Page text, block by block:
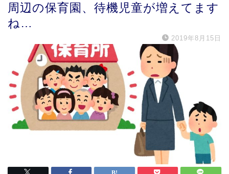
周辺の保育園、待機児童が増えてます
ね…
2019年8月15日